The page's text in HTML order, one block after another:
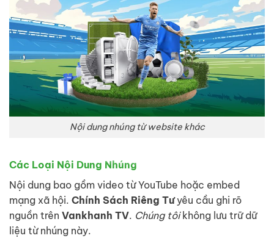
Nội dung nhúng từ website khác
Các Loại Nội Dung Nhúng
Nội dung bao gồm video từ YouTube hoặc embed
mạng xã hội. Chính Sách Riêng Tưyêu cầu ghi rõ
nguồn trên Vankhanh TV. Chúng tôikhông lưu trữ dữ
liệu từ nhúng này.